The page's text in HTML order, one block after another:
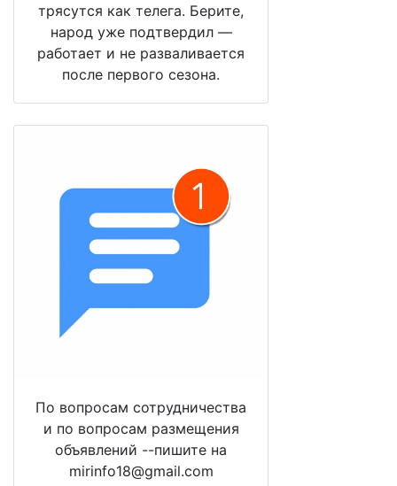
трясутся как телега. Берите,
народ уже подтвердил —
работает и не разваливается
после первого сезона.
По вопросам сотрудничества
и по вопросам размещения
объявлений --пишите на
mirinfo18@gmail.com